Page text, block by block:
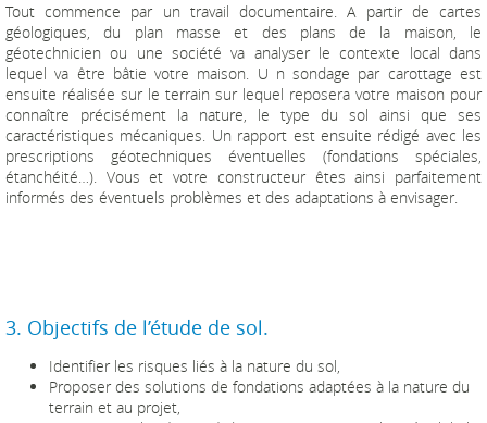
Tout commence par un travail documentaire. A partir de cartes
géologiques, du plan masse et des plans de la maison, le
géotechnicien ou une société va analyser le contexte local dans
lequel va être bâtie votre maison. U n sondage par carottage est
ensuite réalisée sur le terrain sur lequel reposera votre maison pour
connaître précisément la nature, le type du sol ainsi que ses
caractéristiques mécaniques. Un rapport est ensuite rédigé avec les
prescriptions géotechniques éventuelles (fondations spéciales,
étanchéité…). Vous et votre constructeur êtes ainsi parfaitement
informés des éventuels problèmes et des adaptations à envisager.
3. Objectifs de l’étude de sol.
Identifier les risques liés à la nature du sol,
Proposer des solutions de fondations adaptées à la nature du
terrain et au projet,